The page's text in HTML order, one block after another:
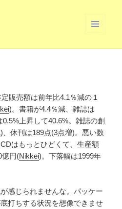
ーとウ
販売額は前年比4.1％減の１
)。書籍が4.4％減、雑誌は
上昇して40.6%。雑誌の創
休刊は189点(3点増)。悪い数
はもっとひどくて、生産額
億円(Nikkei)。下落幅は1999年
感じられませんな。パッケー
打ちする状況を想像できませ